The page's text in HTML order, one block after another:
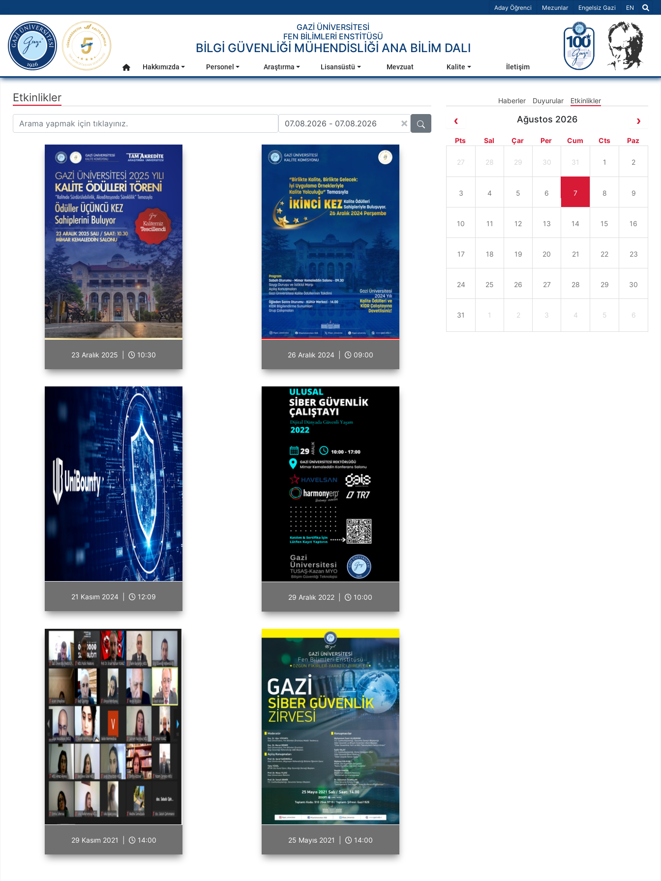
Aday Öğrenci Mezunlar Engelsiz Gazi Dil Seçiniz
EN
Ana Menü
gazi.edu.tr
GAZİ ÜNİVERSİTESİ
FEN BİLİMLERİ ENSTİTÜSÜ
BİLGİ GÜVENLİĞİ MÜHENDİSLİĞİ ANA BİLİM DALI
Anasayfa
Hakkımızda Personel Araştırma Lisansüstü Mevzuat Kalite İletişim
Etkinlikler
×
23 Aralık 2025 | 10:30 26 Aralık 2024 | 09:00
21 Kasım 2024 | 12:09 29 Aralık 2022 | 10:00
29 Kasım 2021 | 14:00 25 Mayıs 2021 | 14:00
Haberler Duyurular Etkinlikler
Ağustos 2026
Pts Sal Çar Per Cum Cts Paz
27 28 29 30 31 1 2
3 4 5 6 7 8 9
10 11 12 13 14 15 16
17 18 19 20 21 22 23
24 25 26 27 28 29 30
31 1 2 3 4 5 6